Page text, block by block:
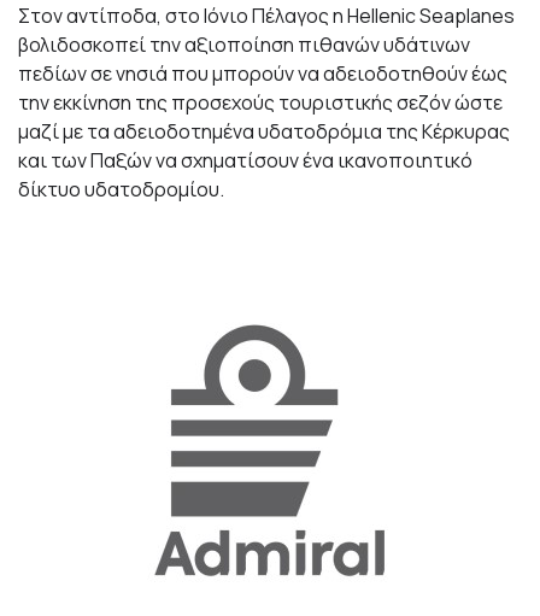
Στον αντίποδα, στο Ιόνιο Πέλαγος η Hellenic Seaplanes
βολιδοσκοπεί την αξιοποίηση πιθανών υδάτινων
πεδίων σε νησιά που μπορούν να αδειοδοτηθούν έως
την εκκίνηση της προσεχούς τουριστικής σεζόν ώστε
μαζί με τα αδειοδοτημένα υδατοδρόμια της Κέρκυρας
και των Παξών να σχηματίσουν ένα ικανοποιητικό
δίκτυο υδατοδρομίου.